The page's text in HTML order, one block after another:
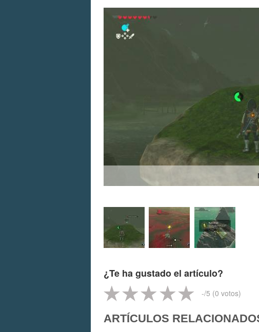
¿Te ha gustado el artículo?
-/5 (0 votos)
ARTÍCULOS